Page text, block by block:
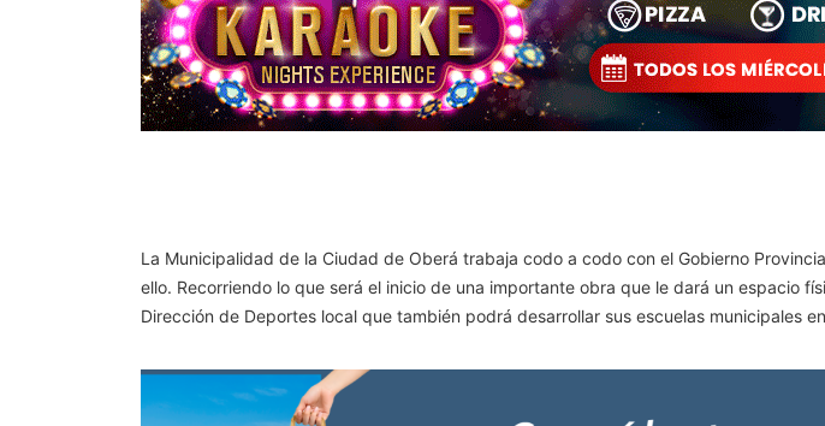
La Municipalidad de la Ciudad de Oberá trabaja codo a codo con el Gobierno
ello. Recorriendo lo que será el inicio de una importante obra que le dará un espacio
Dirección de Deportes local que también podrá desarrollar sus escuelas municipales